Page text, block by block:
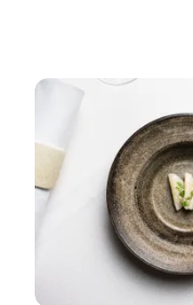
Sydsjælland &